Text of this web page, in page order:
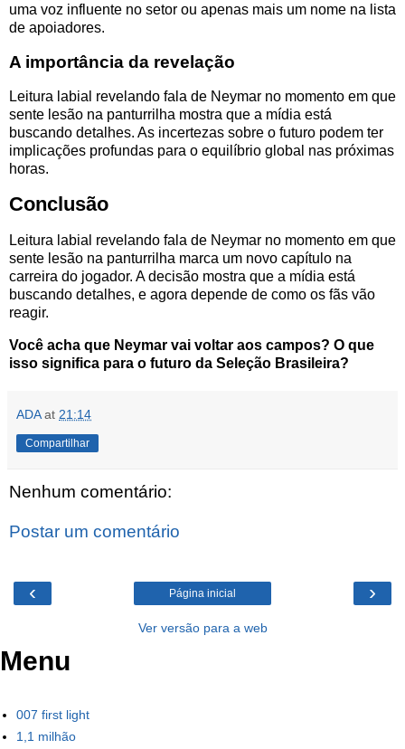
uma voz influente no setor ou apenas mais um nome na lista
de apoiadores.
A importância da revelação
Leitura labial revelando fala de Neymar no momento em que
sente lesão na panturrilha mostra que a mídia está
buscando detalhes. As incertezas sobre o futuro podem ter
implicações profundas para o equilíbrio global nas próximas
horas.
Conclusão
Leitura labial revelando fala de Neymar no momento em que
sente lesão na panturrilha marca um novo capítulo na
carreira do jogador. A decisão mostra que a mídia está
buscando detalhes, e agora depende de como os fãs vão
reagir.
Você acha que Neymar vai voltar aos campos? O que
isso significa para o futuro da Seleção Brasileira?
ADA at 21:14
Compartilhar
Nenhum comentário:
Postar um comentário
‹ ›
Página inicial
Ver versão para a web
Menu
007 first light
1,1 milhão